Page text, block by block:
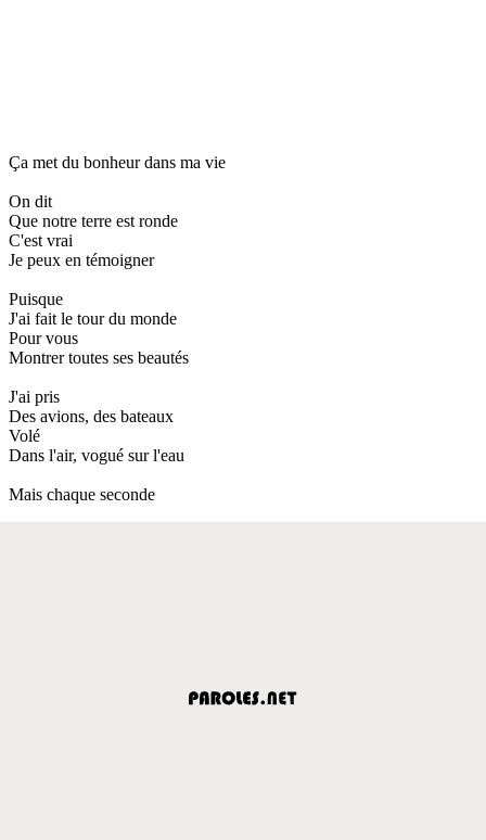
Ça met du bonheur dans ma vie
On dit
Que notre terre est ronde
C'est vrai
Je peux en témoigner
Puisque
J'ai fait le tour du monde
Pour vous
Montrer toutes ses beautés
J'ai pris
Des avions, des bateaux
Volé
Dans l'air, vogué sur l'eau
Mais chaque seconde